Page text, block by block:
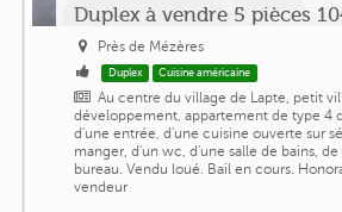
Duplex à vendre 5 pièces
Près de Mézères
Duplex Cuisine américaine
Au centre du village de Lapte, petit
développement, appartement de type 4
d'une entrée, d'une cuisine ouverte sur
manger, d'un wc, d'une salle de bains,
bureau. Vendu loué. Bail en cours.
vendeur